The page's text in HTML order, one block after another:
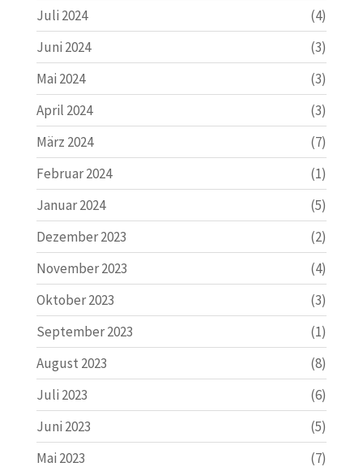
Juli 2024
(4)
Juni 2024
(3)
Mai 2024
(3)
April 2024
(3)
März 2024
(7)
Februar 2024
(1)
Januar 2024
(5)
Dezember 2023
(2)
November 2023
(4)
Oktober 2023
(3)
September 2023
(1)
August 2023
(8)
Juli 2023
(6)
Juni 2023
(5)
Mai 2023
(7)